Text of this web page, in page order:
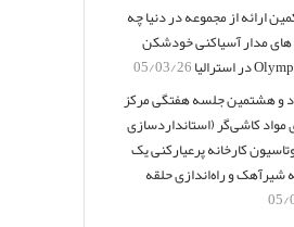
ارائه از مجموعه در دنیا چه
های مدار آسیاکنی خودشکن
05/03/26
و هشتمین جلسه هفتگی مرکز
مواد کاشی‌گر (استانداردسازی
کارخانه پرعیارکنی یک
و راه‌اندازی حلقه
05/